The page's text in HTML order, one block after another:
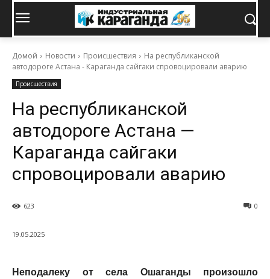
Домой Новости Происшествия
На республиканской
автодороге Астана - Караганда сайгаки спровоцировали аварию
Происшествия
На республиканской
автодороге Астана —
Караганда сайгаки
спровоцировали аварию
0
623
19.05.2025
Неподалеку от села Ошаганды произошло